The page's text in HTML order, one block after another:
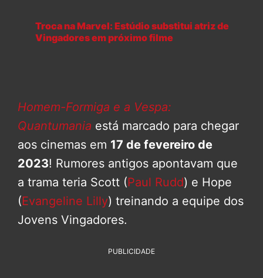
Troca na Marvel: Estúdio substitui atriz de
Vingadores em próximo filme
Homem-Formiga e a Vespa:
Quantumania está marcado para chegar
aos cinemas em 17 de fevereiro de
2023! Rumores antigos apontavam que
a trama teria Scott (Paul Rudd) e Hope
(Evangeline Lilly) treinando a equipe dos
Jovens Vingadores.
PUBLICIDADE